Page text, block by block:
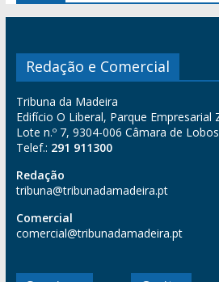
Redação e Comercial
Tribuna da Madeira
Edifício O Liberal, Parque Empresarial
Lote n.º 7, 9304-006 Câmara de
Telef.: 291 911300
Redação
tribuna@tribunadamadeira.pt
Comercial
comercial@tribunadamadeira.pt